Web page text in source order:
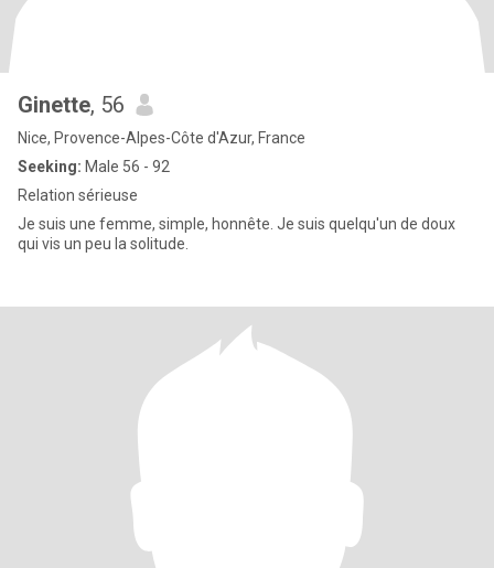
Ginette, 56
Nice, Provence-Alpes-Côte d'Azur, France
Seeking: Male 56 - 92
Relation sérieuse
Je suis une femme, simple, honnête. Je suis quelqu'un de doux
qui vis un peu la solitude.